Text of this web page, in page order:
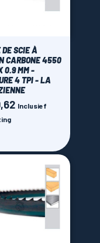
SCIE À
CARBONE 4550
0.9 MM -
4 TPI - LA
Inclusief